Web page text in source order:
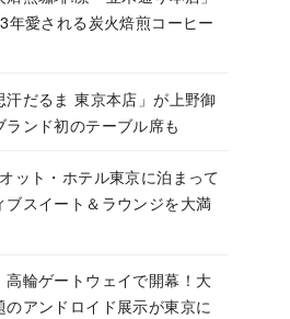
年愛される炭火焙煎コーヒー
だるま 東京本店」が上野御
ンド初のテーブル席も
ット・ホテル東京に泊まって
スイート＆ラウンジを大満
高輪ゲートウェイで開幕！大
アンドロイド展示が東京に